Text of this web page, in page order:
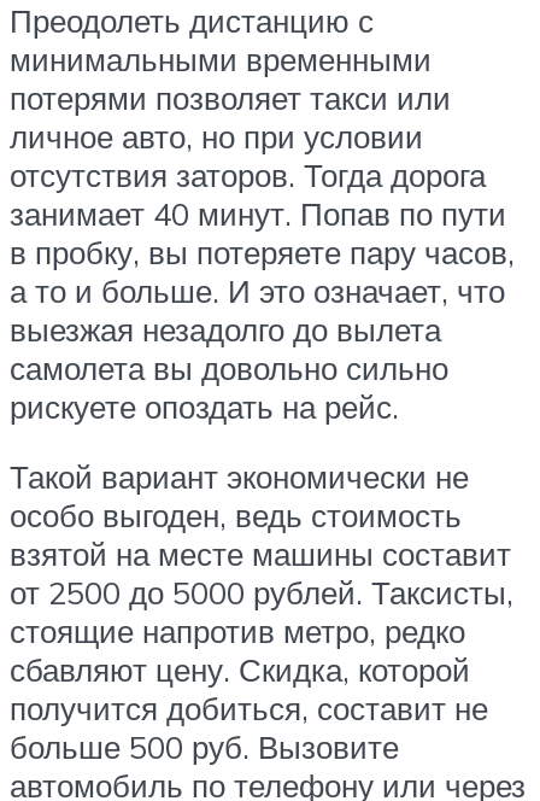
Преодолеть дистанцию с
минимальными временными
потерями позволяет такси или
личное авто, но при условии
отсутствия заторов. Тогда дорога
занимает 40 минут. Попав по пути
в пробку, вы потеряете пару часов,
а то и больше. И это означает, что
выезжая незадолго до вылета
самолета вы довольно сильно
рискуете опоздать на рейс.
Такой вариант экономически не
особо выгоден, ведь стоимость
взятой на месте машины составит
от 2500 до 5000 рублей. Таксисты,
стоящие напротив метро, редко
сбавляют цену. Скидка, которой
получится добиться, составит не
больше 500 руб. Вызовите
автомобиль по телефону или через